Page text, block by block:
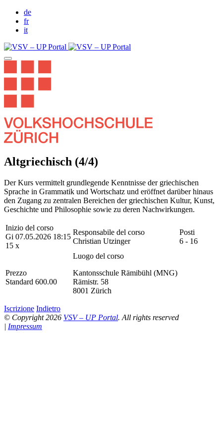
de
fr
it
Altgriechisch (4/4)
Der Kurs vermittelt grundlegende Kenntnisse der griechischen
Sprache in Grammatik und Wortschatz und eröffnet darüber hinaus
den Zugang zu zentralen Bereichen der griechischen Kultur, Kunst,
Geschichte und Philosophie sowie zu deren Nachwirkungen.
Inizio del corso
Gi 07.05.2026 18:15
15 x
Responsabile del corso
Christian Utzinger
Posti
6 - 16
Prezzo
Standard 600.00
Luogo del corso
Kantonsschule Rämibühl (MNG)
Rämistr. 58
8001 Zürich
Iscrizione Indietro
© Copyright 2026 VSV – UP Portal. All rights reserved
| Impressum